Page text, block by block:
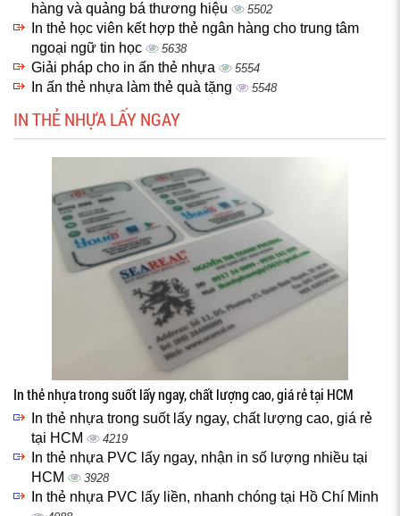
hàng và quảng bá thương hiệu
5502
In thẻ học viên kết hợp thẻ ngân hàng cho trung tâm
ngoại ngữ tin học
5638
Giải pháp cho in ấn thẻ nhựa 5554
In ấn thẻ nhựa làm thẻ quà tặng 5548
IN THẺ NHỰA LẤY NGAY
In thẻ nhựa trong suốt lấy ngay, chất lượng cao, giá rẻ tại HCM
In thẻ nhựa trong suốt lấy ngay, chất lượng cao, giá rẻ
tại HCM
4219
In thẻ nhựa PVC lấy ngay, nhận in số lượng nhiều tại
HCM
3928
In thẻ nhựa PVC lấy liền, nhanh chóng tại Hồ Chí Minh